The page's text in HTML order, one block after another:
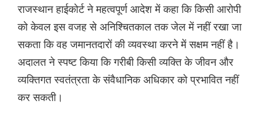
राजस्थान हाईकोर्ट ने महत्वपूर्ण आदेश में कहा कि किसी आरोपी
को केवल इस वजह से अनिश्चितकाल तक जेल में नहीं रखा जा
सकता कि वह जमानतदारों की व्यवस्था करने में सक्षम नहीं है।
अदालत ने स्पष्ट किया कि गरीबी किसी व्यक्ति के जीवन और
व्यक्तिगत स्वतंत्रता के संवैधानिक अधिकार को प्रभावित नहीं
कर सकती।